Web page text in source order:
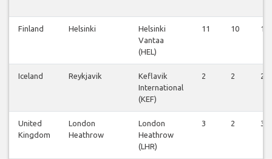
Finland Helsinki
Helsinki
Vantaa
(HEL)
11 10 11
Iceland Reykjavik
Keflavik
International
(KEF)
2 2 2
United
Kingdom
London
Heathrow
London
Heathrow
(LHR)
3 2 3